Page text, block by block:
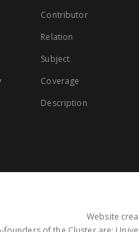
Contributor
Relation
Subject
Coverage
Description
Website